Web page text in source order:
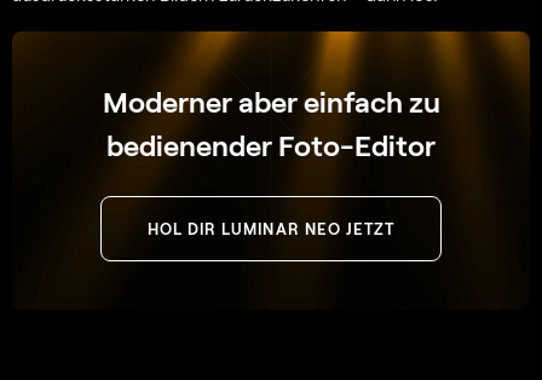
Moderner aber einfach zu
bedienender Foto-Editor
HOL DIR LUMINAR NEO JETZT